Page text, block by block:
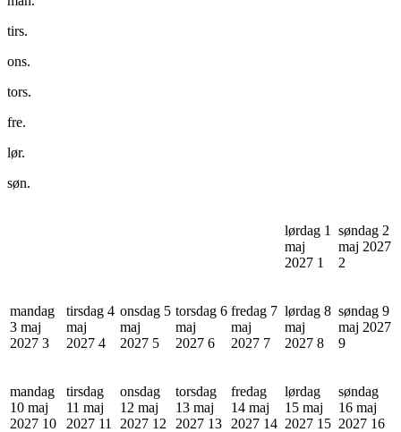
tirs.
ons.
tors.
fre.
lør.
søn.
lørdag 1
maj
2027 1
søndag 2
maj 2027
2
mandag
3 maj
2027 3
tirsdag 4
maj
2027 4
onsdag 5
maj
2027 5
torsdag 6
maj
2027 6
fredag 7
maj
2027 7
lørdag 8
maj
2027 8
søndag 9
maj 2027
9
mandag
10 maj
2027 10
tirsdag
11 maj
2027 11
onsdag
12 maj
2027 12
torsdag
13 maj
2027 13
fredag
14 maj
2027 14
lørdag
15 maj
2027 15
søndag
16 maj
2027 16